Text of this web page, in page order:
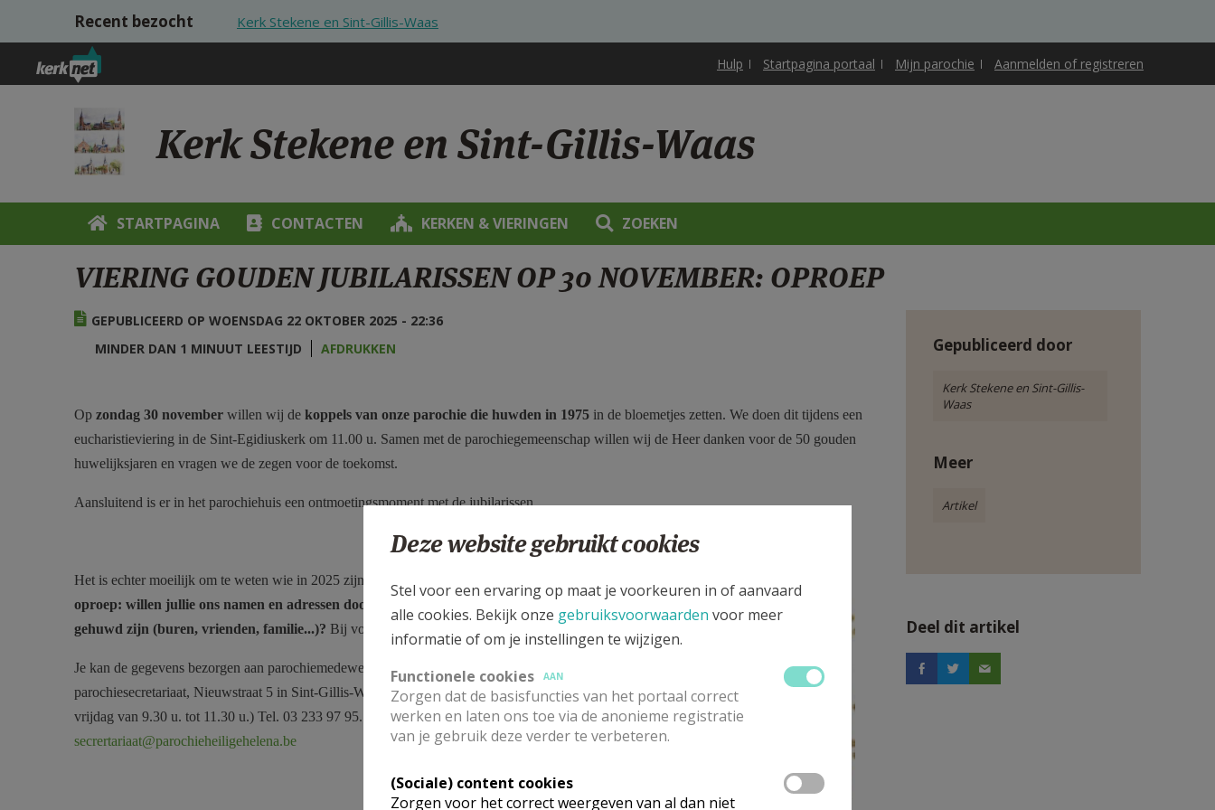
Overslaan en naar de inhoud gaan
Recent bezocht Kerk Stekene en Sint-Gillis-Waas
Hulp Startpagina portaal Mijn parochie Aanmelden of registreren
Kerk Stekene en Sint-Gillis-Waas
STARTPAGINA CONTACTEN KERKEN & VIERINGEN ZOEKEN
VIERING GOUDEN JUBILARISSEN OP 30 NOVEMBER: OPROEP
GEPUBLICEERD OP WOENSDAG 22 OKTOBER 2025 - 22:36
MINDER DAN 1 MINUUT LEESTIJD
AFDRUKKEN
Op zondag 30 november willen wij de koppels van onze parochie die huwden in 1975 in de bloemetjes zetten. We doen dit tijdens een
eucharistieviering in de Sint-Egidiuskerk om 11.00 u. Samen met de parochiegemeenschap willen wij de Heer danken voor de 50 gouden
huwelijksjaren en vragen we de zegen voor de toekomst.
Aansluitend is er in het parochiehuis een ontmoetingsmoment met de jubilarissen.
gouden huwelijk 50 jaar.jpg
Het is echter moeilijk om te weten wie in 2025 zijn gouden jubileum viert. Daarom
oproep: willen jullie ons namen en adressen doorgeven van mensen die 50 jaar
gehuwd zijn (buren, vrienden, familie...)? Bij voorbaat hartelijk dank.
Je kan de gegevens bezorgen aan parochiemedewerkers in de kerk, of aan het
parochiesecretariaat, Nieuwstraat 5 in Sint-Gillis-Waas (open maandag, woensdag,
vrijdag van 9.30 u. tot 11.30 u.) Tel. 03 233 97 95. E-mail:
secrertariaat@parochieheiligehelena.be
Gepubliceerd door
Kerk Stekene en Sint-Gillis-
Waas
Meer
Artikel
Deel dit artikel
Deze website gebruikt cookies
Stel voor een ervaring op maat je voorkeuren in of aanvaard
alle cookies. Bekijk onze gebruiksvoorwaarden voor meer
informatie of om je instellingen te wijzigen.
Functionele cookies
AAN
Zorgen dat de basisfuncties van het portaal correct
werken en laten ons toe via de anonieme registratie
van je gebruik deze verder te verbeteren.
(Sociale) content cookies
Zorgen voor het correct weergeven van al dan niet